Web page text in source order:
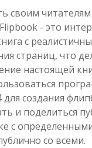
своим
- это
с
страниц, что
настоящей
для создания
и поделиться
с
со всеми.